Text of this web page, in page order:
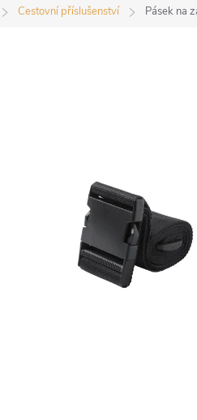
Cestovní příslušenství Pásek na